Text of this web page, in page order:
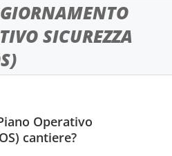
SICUREZZA
Operativo
cantiere?